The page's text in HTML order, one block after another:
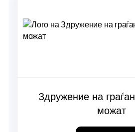
Здружение на
можат